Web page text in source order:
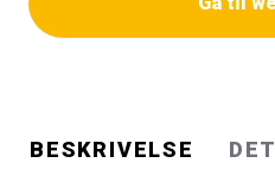
Bogen bidrager også med
kan bruges i arbejdet med
undervisere, der
BESKRIVELSE